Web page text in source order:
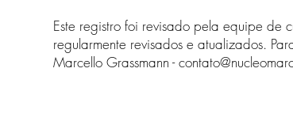
Este registro foi revisado pela equipe de
regularmente revisados ​​e atualizados.
Marcello Grassmann -